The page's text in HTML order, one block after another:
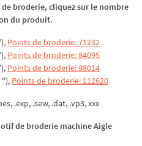
broderie, cliquez sur le nombre
du produit.
Points de broderie: 71232
Points de broderie: 84095
Points de broderie: 98014
"), Points de broderie: 112620
.exp, .sew, .dat, .vp3, xxx
de broderie machine Aigle